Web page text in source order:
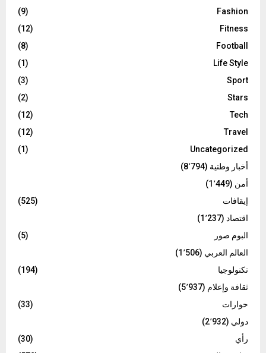
Fashion
(9)
Fitness
(12)
Football
(8)
Life Style
(1)
Sport
(3)
Stars
(2)
Tech
(12)
Travel
(12)
Uncategorized
(1)
أخبار وطنية (8٬794)
أمن (1٬449)
إيقافات
(525)
اقتصاد (1٬237)
البوم صور
(5)
العالم العربي (1٬506)
تكنولوجيا
(194)
ثقافة وإعلام (5٬937)
حوارات
(33)
دولي (2٬932)
رأي
(30)